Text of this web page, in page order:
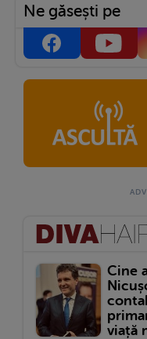
Ne găsești pe
Cine
viață